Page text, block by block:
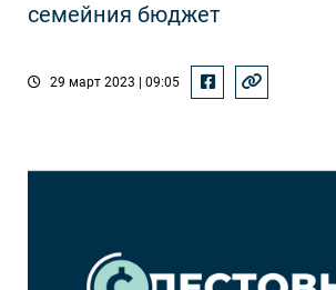
семейния бюджет
29 март 2023 | 09:05